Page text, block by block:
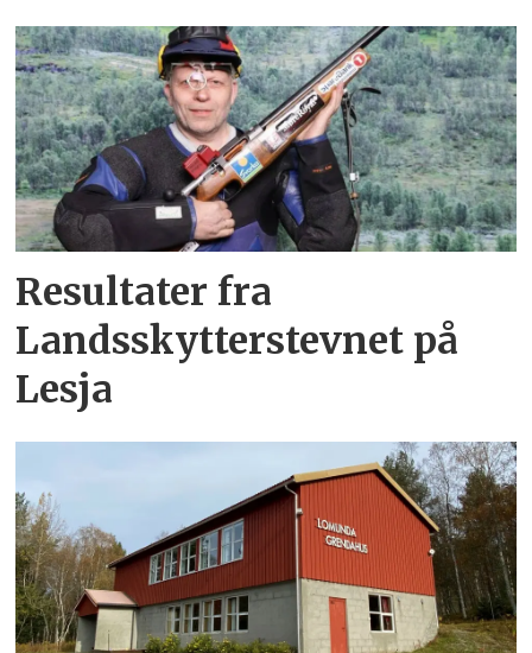
Resultater fra
Landsskytterstevnet på
Lesja